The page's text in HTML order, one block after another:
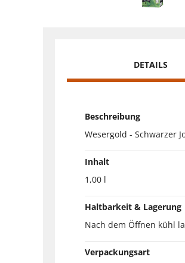
DETAILS
Beschreibung
Wesergold - Schwarzer
Inhalt
1,00 l
Haltbarkeit & Lagerung
Nach dem Öffnen kühl
Verpackungsart